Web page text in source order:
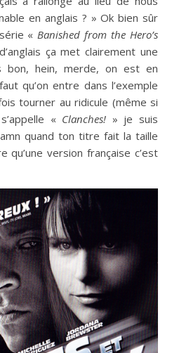
en anglais ? » Ok bien sûr
« Banished from the Hero’s
ça met clairement une
bon, hein, merde, on est en
qu’on entre dans l’exemple
tourner au ridicule (même si
s’appelle « Clanches! » je suis
quand ton titre fait la taille
qu’une version française c’est